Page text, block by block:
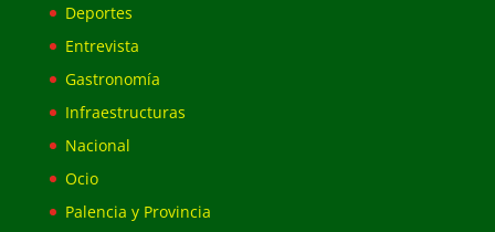
Deportes
Entrevista
Gastronomía
Infraestructuras
Nacional
Ocio
Palencia y Provincia